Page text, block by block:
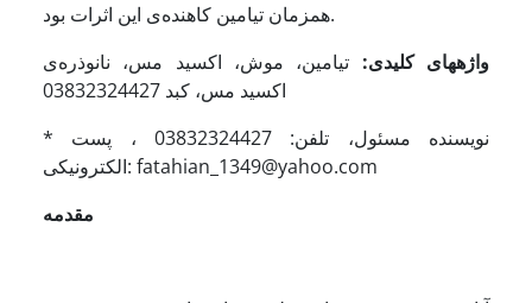
همزمان تیامین کاهنده‌ی این اثرات بود.
واژه­های کلیدی: تیامین، موش، اکسید مس، نانوذره‌ی
اکسید مس، کبد 03832324427
* نویسنده مسئول، تلفن: 03832324427 ، پست
الکترونیکی: fatahian_1349@yahoo.com
مقدمه